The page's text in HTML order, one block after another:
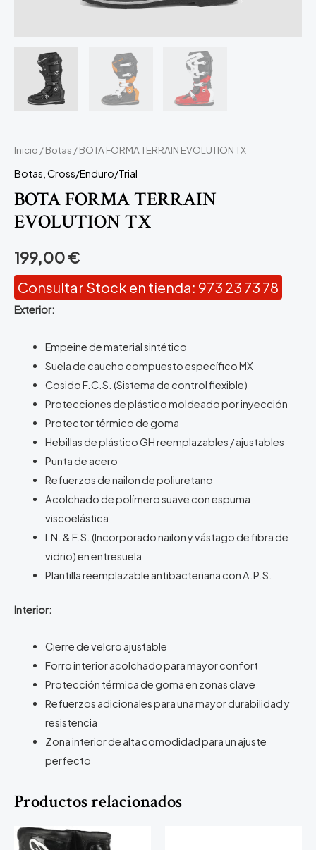
Inicio /Botas / BOTA FORMA TERRAIN EVOLUTION TX
Botas Cross/Enduro/Trial
BOTA FORMA TERRAIN
EVOLUTION TX
199,00€
Consultar Stock en tienda: 973 23 73 78
Exterior:
Empeine de material sintético
Suela de caucho compuesto específico MX
Cosido F.C.S. (Sistema de control flexible)
Protecciones de plástico moldeado por inyección
Protector térmico de goma
Hebillas de plástico GH reemplazables / ajustables
Punta de acero
Refuerzos de nailon de poliuretano
Acolchado de polímero suave con espuma
viscoelástica
I.N. & F.S. (Incorporado nailon y vástago de fibra de
vidrio) en entresuela
Plantilla reemplazable antibacteriana con A.P.S.
Interior:
Cierre de velcro ajustable
Forro interior acolchado para mayor confort
Protección térmica de goma en zonas clave
Refuerzos adicionales para una mayor durabilidad y
resistencia
Zona interior de alta comodidad para un ajuste
perfecto
Productos relacionados